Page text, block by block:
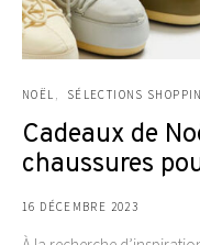
NOËL SÉLECTIONS
Cadeaux de
chaussures
16 DÉCEMBRE 2023